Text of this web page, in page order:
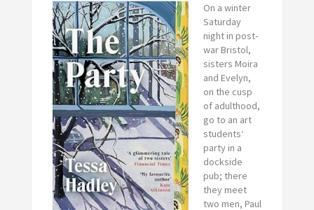
On a winter
Saturday
night in post-
war Bristol,
sisters Moira
and Evelyn,
on the cusp
of adulthood,
go to an art
students‘
party in a
dockside
pub; there
they meet
two men, Paul